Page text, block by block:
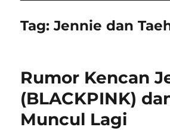
Tag:Jennie dan
Rumor Kencan
(BLACKPINK)
Muncul Lagi